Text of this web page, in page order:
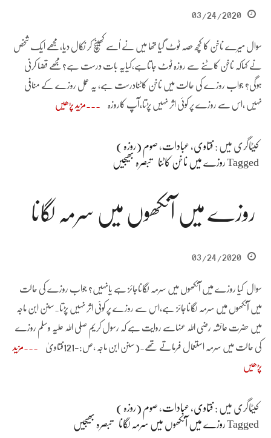
03/24/2020
سوال میرے ناخن کا کچھ حصہ ٹوٹ گیا تھا میں نے اُسے کھینچ کر نکال دیا،مجھے ایک شخص
نے کہاکہ ناخن کاٹنے سے روزہ ٹوٹ جاتاہے،کیایہ بات درست ہے؟مجھے قضا کرنی
ہوگی؟ جواب روزے کی حالت میں ناخن کاٹنادرست ہے، یہ عمل روزے کے منافی
نہیں ،اس سے روزے پر کوئی اثر نہیں پڑتا،آپ کاروزہ مزید پڑھیں
کیٹاگری میں : فتاوی، عبادات، صوم (روزہ )
Taggedروزے میں ناخن کاٹنا تبصرہ بھیجیں
روزے میں آنکھوں میں سرمہ لگانا
03/24/2020
سوال کیا روزے میں آنکھوں میں سرمہ لگاناجائز ہے یانہیں؟ جواب روزے کی حالت
میں آنکھوں میں سرمہ لگاناجائز ہے،اس سے روزے پر کوئی اثر نہیں پڑتا۔سنن ابن ماجہ
میں حضرت عائشہ رضی اللہ عنہاسے روایت ہے کہ رسول کریم صلی اللہ علیہ وسلم روزے
کی حالت میں سرمہ استعمال فرماتے تھے۔(سنن ابن ماجہ ،ص:-121فتاویٰ مزید
پڑھیں
کیٹاگری میں : فتاوی، عبادات، صوم (روزہ )
Taggedروزے میں آنکھوں میں سرمہ لگانا تبصرہ بھیجیں